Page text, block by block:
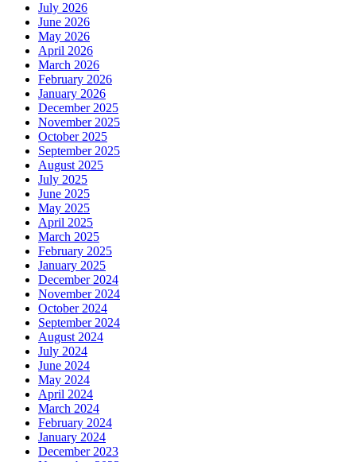
July 2026
June 2026
May 2026
April 2026
March 2026
February 2026
January 2026
December 2025
November 2025
October 2025
September 2025
August 2025
July 2025
June 2025
May 2025
April 2025
March 2025
February 2025
January 2025
December 2024
November 2024
October 2024
September 2024
August 2024
July 2024
June 2024
May 2024
April 2024
March 2024
February 2024
January 2024
December 2023